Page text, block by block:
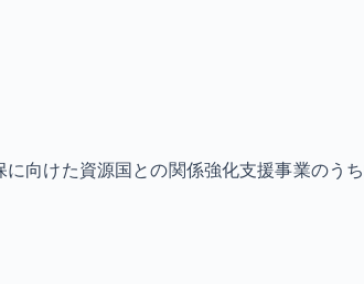
向けた資源国との関係強化支援事業のう